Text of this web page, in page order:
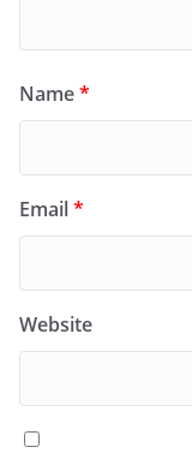
Name*
Email*
Website